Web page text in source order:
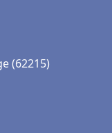
(62215)